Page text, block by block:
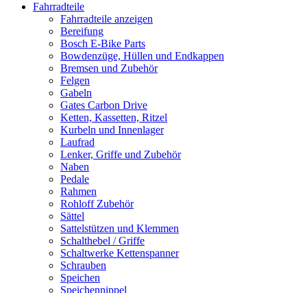
Fahrradteile
Fahrradteile anzeigen
Bereifung
Bosch E-Bike Parts
Bowdenzüge, Hüllen und Endkappen
Bremsen und Zubehör
Felgen
Gabeln
Gates Carbon Drive
Ketten, Kassetten, Ritzel
Kurbeln und Innenlager
Laufrad
Lenker, Griffe und Zubehör
Naben
Pedale
Rahmen
Rohloff Zubehör
Sättel
Sattelstützen und Klemmen
Schalthebel / Griffe
Schaltwerke Kettenspanner
Schrauben
Speichen
Speichennippel